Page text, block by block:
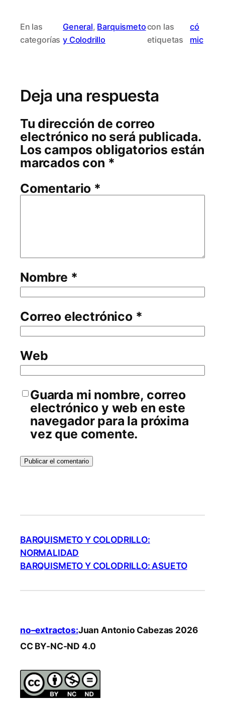
En las
categorías
General, Barquismeto
y Colodrillo
con las
etiquetas
có
mic
Deja una respuesta
Tu dirección de correo
electrónico no será publicada.
Los campos obligatorios están
marcados con *
Comentario *
Nombre *
Correo electrónico *
Web
Guarda mi nombre, correo
electrónico y web en este
navegador para la próxima
vez que comente.
BARQUISMETO Y COLODRILLO:
NORMALIDAD
BARQUISMETO Y COLODRILLO: ASUETO
no–extractos:Juan Antonio Cabezas 2026
CC BY-NC-ND 4.0